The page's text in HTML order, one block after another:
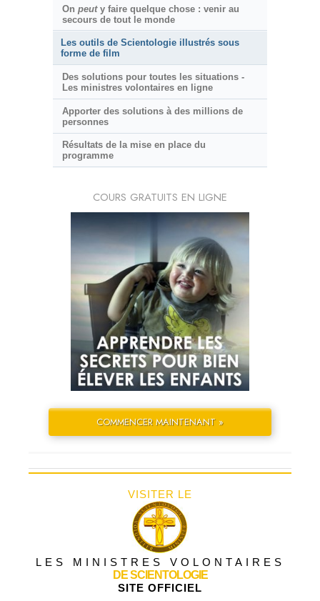
On peuty faire quelque chose : venir au
secours de tout le monde
Les outils de Scientologie illustrés sous
forme de film
Des solutions pour toutes les situations -
Les ministres volontaires en ligne
Apporter des solutions à des millions de
personnes
Résultats de la mise en place du
programme
COURS GRATUITS EN LIGNE
COMMENCER MAINTENANT »
VISITER LE
LES MINISTRES VOLONTAIRES
DE SCIENTOLOGIE
SITE OFFICIEL